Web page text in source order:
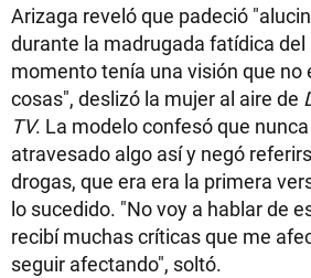
Arizaga reveló que padeció
durante la madrugada fatídica del
momento tenía una visión que no
cosas", deslizó la mujer al aire de
TV. La modelo confesó que
atravesado algo así y negó
drogas, que era era la primera
lo sucedido. "No voy a hablar de
recibí muchas críticas que me
seguir afectando", soltó.